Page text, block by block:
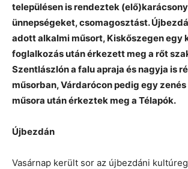
településen is rendeztek
ünnepségeket, csomagosztást.
adott alkalmi műsort, Kiskőszegen egy
foglalkozás után érkezett meg a rőt
Szentlászlón a falu apraja és nagyja is
műsorban, Várdarócon pedig egy
műsora után érkeztek meg a Télapók.
Újbezdán
Vasárnap került sor az újbezdáni